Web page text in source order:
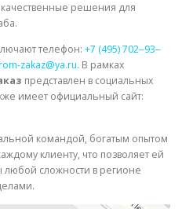
решения для
телефон: +7 (495) 702‒93‒
zakaz@ya.ru. В рамках
представлен в социальных
имеет официальный сайт:
командой, богатым опытом
клиенту, что позволяет ей
любой сложности в регионе